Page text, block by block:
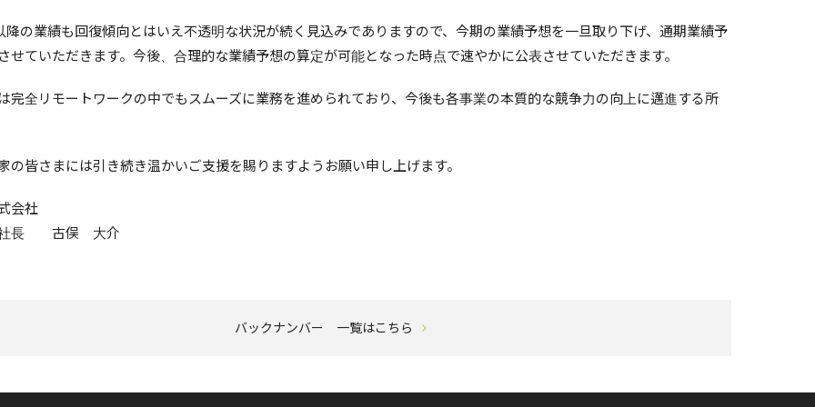
降の業績も回復傾向とはいえ不透明な状況が続く見込みでありますので、今期の業績予想を一旦取り下げ、通期業績予
せていただきます。今後、合理的な業績予想の算定が可能となった時点で速やかに公表させていただきます。
完全リモートワークの中でもスムーズに業務を進められており、今後も各事業の本質的な競争力の向上に邁進する所
の皆さまには引き続き温かいご支援を賜りますようお願い申し上げます。
会社
社長 古俣 大介
バックナンバー 一覧はこちら